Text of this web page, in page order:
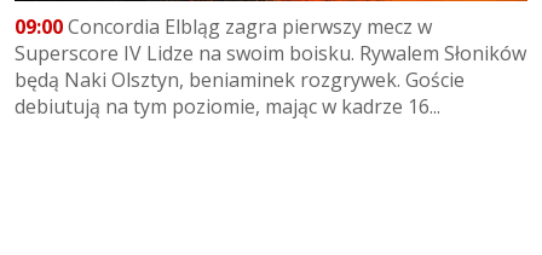
09:00Concordia Elbląg zagra pierwszy mecz w
Superscore IV Lidze na swoim boisku. Rywalem Słoników
będą Naki Olsztyn, beniaminek rozgrywek. Goście
debiutują na tym poziomie, mając w kadrze 16...